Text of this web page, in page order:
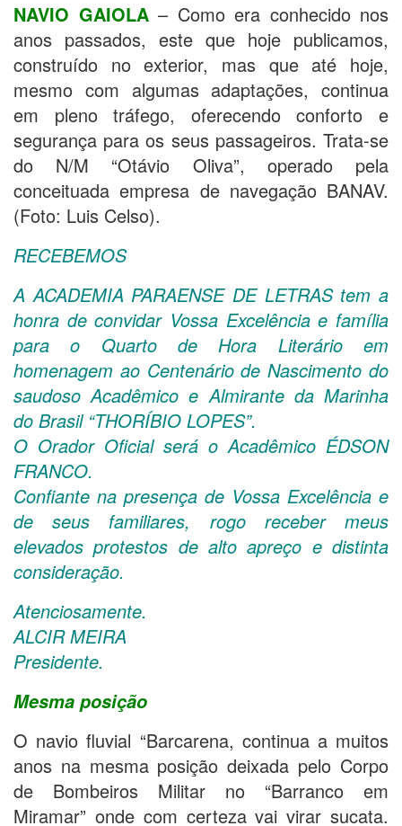
NAVIO GAIOLA – Como era conhecido nos
anos passados, este que hoje publicamos,
construído no exterior, mas que até hoje,
mesmo com algumas adaptações, continua
em pleno tráfego, oferecendo conforto e
segurança para os seus passageiros. Trata-se
do N/M “Otávio Oliva”, operado pela
conceituada empresa de navegação BANAV.
(Foto: Luis Celso).
RECEBEMOS
A ACADEMIA PARAENSE DE LETRAS tem a
honra de convidar Vossa Excelência e família
para o Quarto de Hora Literário em
homenagem ao Centenário de Nascimento do
saudoso Acadêmico e Almirante da Marinha
do Brasil “THORÍBIO LOPES”.
O Orador Oficial será o Acadêmico ÉDSON
FRANCO.
Confiante na presença de Vossa Excelência e
de seus familiares, rogo receber meus
elevados protestos de alto apreço e distinta
consideração.
Atenciosamente.
ALCIR MEIRA
Presidente.
Mesma posição
O navio fluvial “Barcarena, continua a muitos
anos na mesma posição deixada pelo Corpo
de Bombeiros Militar no “Barranco em
Miramar” onde com certeza vai virar sucata.